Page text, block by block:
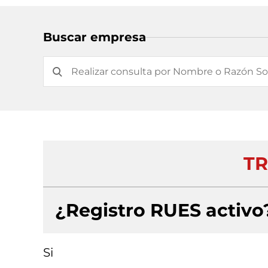
Buscar empresa
¿Registro RUES
Si